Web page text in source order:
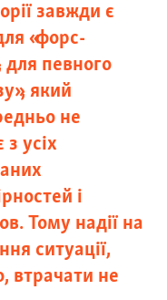
завжди є
«форс-
певного
який
не
усіх
і
Тому надії на
ситуації,
втрачати не